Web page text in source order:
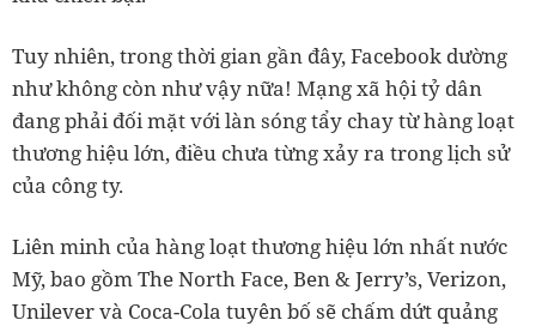
Tuy nhiên, trong thời gian gần đây, Facebook dường
như không còn như vậy nữa! Mạng xã hội tỷ dân
đang phải đối mặt với làn sóng tẩy chay từ hàng loạt
thương hiệu lớn, điều chưa từng xảy ra trong lịch sử
của công ty.
Liên minh của hàng loạt thương hiệu lớn nhất nước
Mỹ, bao gồm The North Face, Ben & Jerry’s, Verizon,
Unilever và Coca-Cola tuyên bố sẽ chấm dứt quảng